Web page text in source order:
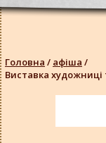
Головна / афіша /
Виставка художниці